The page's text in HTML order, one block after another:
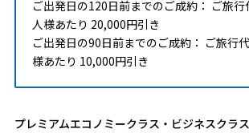
ご出発日の120日前までのご成約： ご旅
人様あたり 20,000円引き
ご出発日の90日前までのご成約： ご旅行
様あたり 10,000円引き
プレミアムエコノミークラス・ビジネスクラ